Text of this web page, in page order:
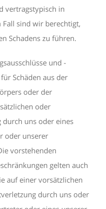
vertragstypisch in
sind wir berechtigt,
Schadens zu führen.
und -
Schäden aus der
oder der
oder
uns oder eines
oder unserer
vorstehenden
gelten auch
auf einer vorsätzlichen
durch uns oder